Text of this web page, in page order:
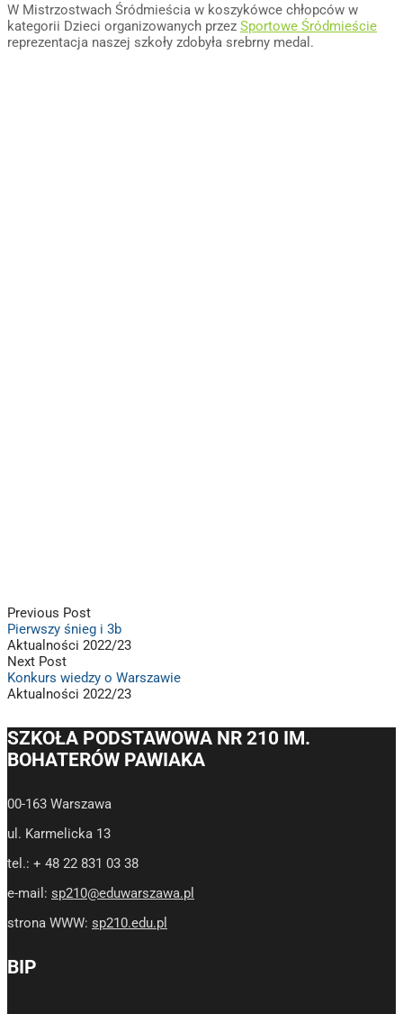
W Mistrzostwach Śródmieścia w koszykówce chłopców w
kategorii Dzieci organizowanych przez Sportowe Śródmieście
reprezentacja naszej szkoły zdobyła srebrny medal.
Previous Post
Pierwszy śnieg i 3b
Aktualności 2022/23
Next Post
Konkurs wiedzy o Warszawie
Aktualności 2022/23
SZKOŁA PODSTAWOWA NR 210 IM.
BOHATERÓW PAWIAKA
00-163 Warszawa
ul. Karmelicka 13
tel.: + 48 22 831 03 38
e-mail: sp210@eduwarszawa.pl
strona WWW: sp210.edu.pl
BIP